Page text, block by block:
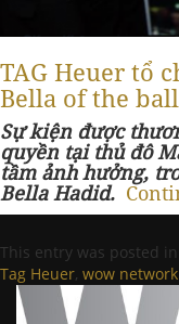
TAG Heuer tổ
Bella of the ball
Sự kiện được
quyền tại thủ đô
tầm ảnh hưởng,
Bella Hadid.
This entry was posted in
Tag Heuer, wow network